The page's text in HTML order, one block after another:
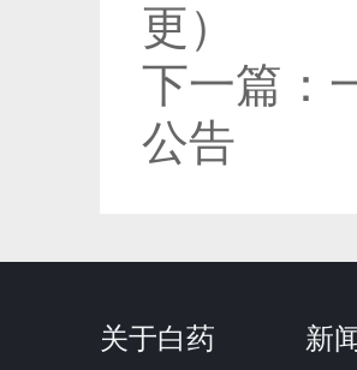
更）
下一篇：
公告
关于白药 新